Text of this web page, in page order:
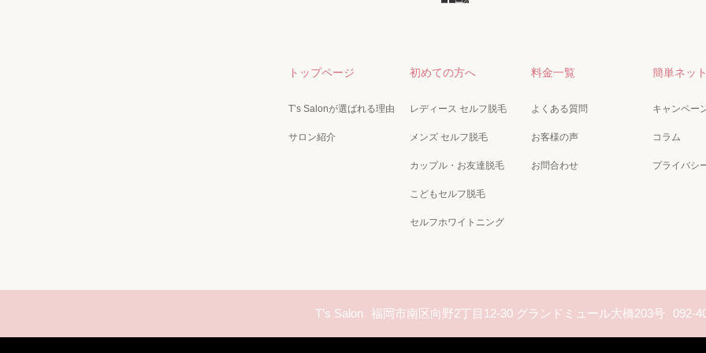
トップページ
T’s Salonが選ばれる理由
サロン紹介
初めての方へ
レディース セルフ脱毛
メンズ セルフ脱毛
カップル・お友達脱毛
こどもセルフ脱毛
セルフホワイトニング
料金一覧
よくある質問
お客様の声
お問合わせ
簡単ネッ
キャンペー
コラム
プライバシ
T’s Salon 福岡市南区向野2丁目12-30 グランドミュール大橋203号 092-